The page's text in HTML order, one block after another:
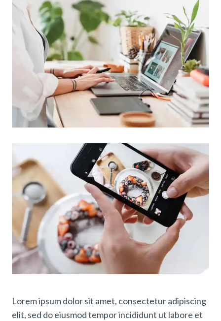
Lorem ipsum dolor sit amet, consectetur adipiscing
elit, sed do eiusmod tempor incididunt ut labore et